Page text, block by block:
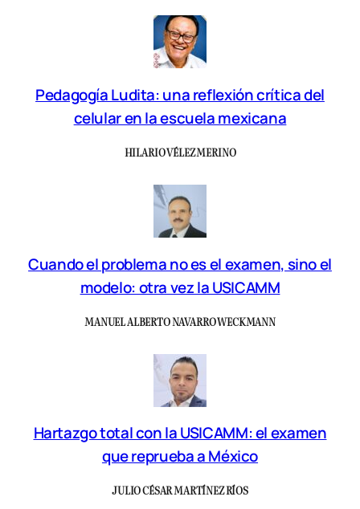
Pedagogía Ludita: una reflexión crítica del
celular en la escuela mexicana
HILARIO VÉLEZ MERINO
Cuando el problema no es el examen, sino el
modelo: otra vez la USICAMM
MANUEL ALBERTO NAVARRO WECKMANN
Hartazgo total con la USICAMM: el examen
que reprueba a México
JULIO CÉSAR MARTÍNEZ RÍOS